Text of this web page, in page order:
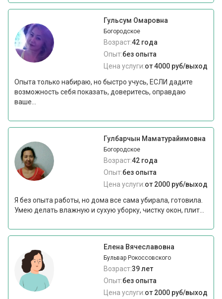
Гульсум Омаровна
Богородское
Возраст:42 года
Опыт:без опыта
Цена услуги:от 4000 руб/выход
Опыта только набираю, но быстро учусь, ЕСЛИ дадите
возможность себя показать, доверитесь, оправдаю
ваше...
Гулбарчын Маматурайимовна
Богородское
Возраст:42 года
Опыт:без опыта
Цена услуги:от 2000 руб/выход
Я без опыта работы, но дома все сама убирала, готовила.
Умею делать влажную и сухую уборку, чистку окон, плит...
Елена Вячеславовна
Бульвар Рокоссовского
Возраст:39 лет
Опыт:без опыта
Цена услуги:от 2000 руб/выход